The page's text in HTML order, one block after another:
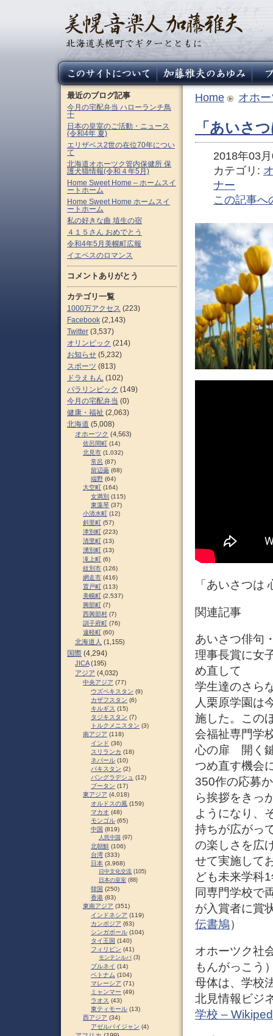
Home オホ
「あいさ
2018年03
カテゴリ:
ナー
この記事へ
「あいさつは
関連記事
あいさつ俳句
理事長賞に女
め直して
学生達のさら
人栗原学園は
施した。この
会福祉専門学
心の扉 開く
つめ直す機会
350作の応募
ら挨拶をきっ
ようになり、
持ちが広がっ
の楽しさを広
せて実施して
ども未来学科
同専門学校で
が入賞者に賞
伝書鳩）
オホーツク社
もんがっこう
母体は、学校
北見情報ビジ
学校 –
最近のブログ記事
今月の宅配弁当 ハローランチ鳥
十
日本の皇室のご活動・ニュース
(令和4年 夏)
エリザベス2世の在位70年につい
て
北海道オホーツク管内保健所 保
護犬猫情報(令和４年5月)
Home Sweet Home – ホームスイ
ートホーム
Home Sweet Home ホームスイ
ートホーム
私の好きな曲 埴生の宿
４１５さん おめでとう
令和4年5月美幌町広報
イエペスのロマンス
コメントありがとう
カテゴリ一覧
1000万アクセス (223)
Facebook (2,143)
Twitter (3,537)
オリンピック (214)
お知らせ (5,232)
スポーツ (813)
ドラえもん (102)
パラリンピック (149)
今月の宅配弁当 (0)
健康・福祉 (2,063)
北海道 (5,008)
オホーツク (4,563)
佐呂間町 (14)
北見市 (1,032)
常呂 (87)
留辺蘂 (68)
端野 (64)
大空町 (164)
女満別 (115)
東藻琴 (37)
小清水町 (12)
斜里町 (57)
津別町 (223)
清里町 (13)
湧別町 (13)
滝上町 (6)
紋別市 (126)
網走市 (416)
置戸町 (113)
美幌町 (2,537)
興部町 (7)
西興部村 (7)
訓子府町 (76)
遠軽町 (60)
北海道人 (1,155)
国際 (4,294)
JICA(195)
アジア (4,032)
中央アジア (77)
ウズベキスタン (9)
カザフスタン (6)
キルギス (15)
タジキスタン (7)
トルクメニスタン (3)
南アジア (118)
インド (36)
スリランカ (18)
ネパール (10)
パキスタン (2)
バングラデシュ (12)
ブータン (17)
東アジア (4,018)
オルドスの風 (159)
マカオ (48)
モンゴル (65)
中国 (819)
人民中国 (97)
北朝鮮 (106)
台湾 (333)
日本 (3,968)
日中文化交流 (105)
日本の皇室 (88)
韓国 (250)
香港 (83)
東南アジア (351)
インドネシア (119)
カンボジア (63)
シンガポール (104)
タイ王国 (140)
フィリピン (41)
モンテンルパ (3)
ブルネイ (14)
ベトナム (104)
マレーシア (71)
ミャンマー (49)
ラオス (43)
東ティモール (13)
西アジア (34)
アゼルバイジャン (4)